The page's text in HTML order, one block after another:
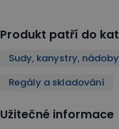
Produkt patří do
Sudy, kanystry, nádoby
Regály a skladování
Užitečné informace